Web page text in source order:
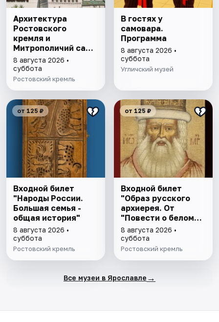
Архитектура
Ростовского
кремля и
Митрополичий сад,
выставка
"Митрополичье
варенье"
8 августа 2026 •
суббота
Ростовский кремль
В гостях у
самовара.
Программа
8 августа 2026 •
суббота
Угличский музей
от 125 ₽
Входной билет
"Народы России.
Большая семья -
общая история"
8 августа 2026 •
суббота
Ростовский кремль
от 125 ₽
Входной билет
"Образ русского
архиерея. От
"Повести о белом
клобуке" до
восстановления
патриаршества"
8 августа 2026 •
суббота
Ростовский кремль
Все музеи в Ярославле →